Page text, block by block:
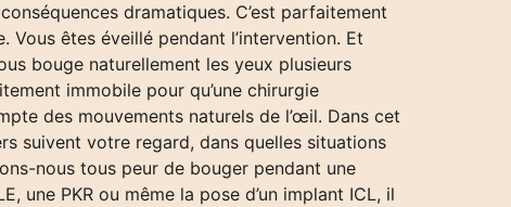
dramatiques. C’est parfaitement
Vous êtes éveillé pendant l’intervention. Et
bouge naturellement les yeux plusieurs
immobile pour qu’une chirurgie
des mouvements naturels de l’œil. Dans cet
suivent votre regard, dans quelles situations
nous tous peur de bouger pendant une
une PKR ou même la pose d’un implant ICL, il